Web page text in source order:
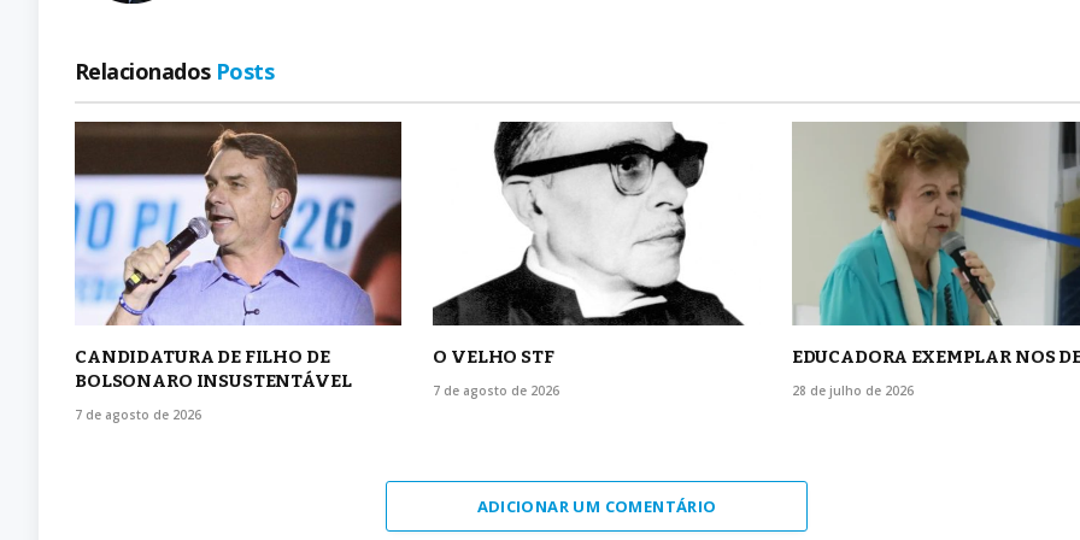
Relacionados Posts
CANDIDATURA DE FILHO DE
BOLSONARO INSUSTENTÁVEL
7 de agosto de 2026
O VELHO STF
7 de agosto de 2026
EDUCADORA EXEMPLAR NOS
28 de julho de 2026
ADICIONAR UM COMENTÁRIO